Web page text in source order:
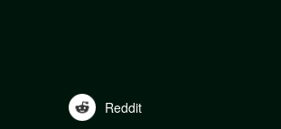
Reddit